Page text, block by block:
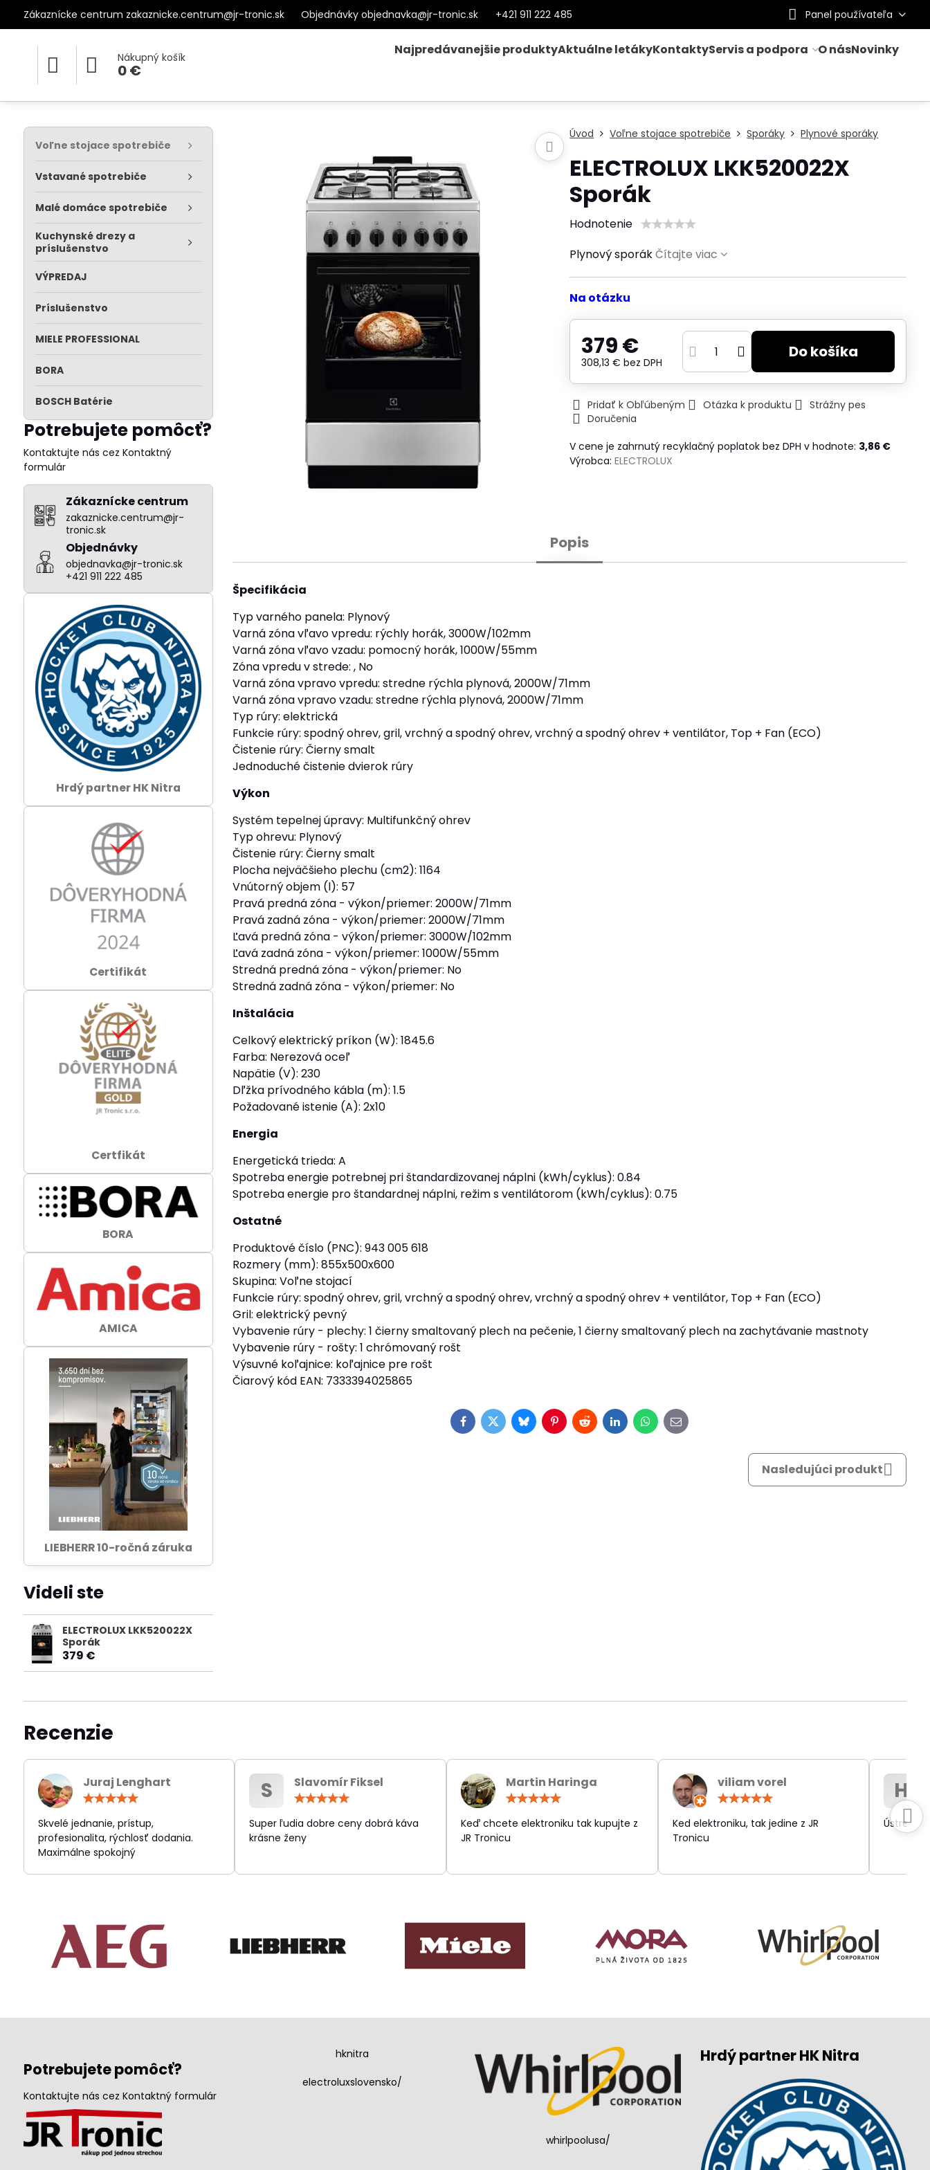
Zákaznícke centrum zakaznicke.centrum@jr-tronic.sk Objednávky objednavka@jr-tronic.sk +421 911 222 485 Panel používateľa
Nákupný košík
0 €
Najpredávanejšie produktyAktuálne letákyKontaktyServis a podpora O násNovinky
Úvod Voľne stojace spotrebiče Sporáky Plynové sporáky
ELECTROLUX LKK520022X
Sporák
Hodnotenie
Plynový sporákČítajte viac
Na otázku
379 €
308,13 €bez DPH
Do košíka
Pridať k Obľúbeným Otázka k produktu
Strážny pes
Doručenia
V cene je zahrnutý recyklačný poplatok bez DPH v hodnote: 3,86 €
Výrobca:ELECTROLUX
Popis
Špecifikácia
Typ varného panela: Plynový
Varná zóna vľavo vpredu: rýchly horák, 3000W/102mm
Varná zóna vľavo vzadu: pomocný horák, 1000W/55mm
Zóna vpredu v strede: , No
Varná zóna vpravo vpredu: stredne rýchla plynová, 2000W/71mm
Varná zóna vpravo vzadu: stredne rýchla plynová, 2000W/71mm
Typ rúry: elektrická
Funkcie rúry: spodný ohrev, gril, vrchný a spodný ohrev, vrchný a spodný ohrev + ventilátor, Top + Fan (ECO)
Čistenie rúry: Čierny smalt
Jednoduché čistenie dvierok rúry
Výkon
Systém tepelnej úpravy: Multifunkčný ohrev
Typ ohrevu: Plynový
Čistenie rúry: Čierny smalt
Plocha nejväčšieho plechu (cm2): 1164
Vnútorný objem (l): 57
Pravá predná zóna - výkon/priemer: 2000W/71mm
Pravá zadná zóna - výkon/priemer: 2000W/71mm
Ľavá predná zóna - výkon/priemer: 3000W/102mm
Ľavá zadná zóna - výkon/priemer: 1000W/55mm
Stredná predná zóna - výkon/priemer: No
Stredná zadná zóna - výkon/priemer: No
Inštalácia
Celkový elektrický príkon (W): 1845.6
Farba: Nerezová oceľ
Napätie (V): 230
Dľžka prívodného kábla (m): 1.5
Požadované istenie (A): 2x10
Energia
Energetická trieda: A
Spotreba energie potrebnej pri štandardizovanej náplni (kWh/cyklus): 0.84
Spotreba energie pro štandardnej náplni, režim s ventilátorom (kWh/cyklus): 0.75
Ostatné
Produktové číslo (PNC): 943 005 618
Rozmery (mm): 855x500x600
Skupina: Voľne stojací
Funkcie rúry: spodný ohrev, gril, vrchný a spodný ohrev, vrchný a spodný ohrev + ventilátor, Top + Fan (ECO)
Gril: elektrický pevný
Vybavenie rúry - plechy: 1 čierny smaltovaný plech na pečenie, 1 čierny smaltovaný plech na zachytávanie mastnoty
Vybavenie rúry - rošty: 1 chrómovaný rošt
Výsuvné koľajnice: koľajnice pre rošt
Čiarový kód EAN: 7333394025865
Facebook
TwitterBlueskyPinterest
RedditLinkedInWhatsApp
E-
mail
Nasledujúci produkt
Voľne stojace spotrebiče
Vstavané spotrebiče
Malé domáce spotrebiče
Kuchynské drezy a
príslušenstvo
VÝPREDAJ
Príslušenstvo
MIELE PROFESSIONAL
BORA
BOSCH Batérie
Potrebujete pomôcť?
Kontaktujte nás cez Kontaktný
formulár
Zákaznícke centrum
zakaznicke.centrum@jr-
tronic.sk
Objednávky
objednavka@jr-tronic.sk
+421 911 222 485
Hrdý partner HK Nitra
Certifikát
Certfikát
BORA
AMICA
LIEBHERR 10-ročná záruka
Videli ste
ELECTROLUX LKK520022X
Sporák
379 €
Recenzie
Juraj Lenghart
Skvelé jednanie, prístup,
profesionalita, rýchlosť dodania.
Maximálne spokojný
S
Slavomír Fiksel
/
5
Super ľudia dobre ceny dobrá káva
krásne ženy
Martin Haringa
/
5
Keď chcete elektroniku tak kupujte z
JR Tronicu
viliam vorel
/
5
Ked elektroniku, tak jedine z JR
Tronicu
H
Potrebujete pomôcť?
Kontaktujte nás cez Kontaktný formulár
hknitra
electroluxslovensko/
whirlpoolusa/
Hrdý partner HK Nitra